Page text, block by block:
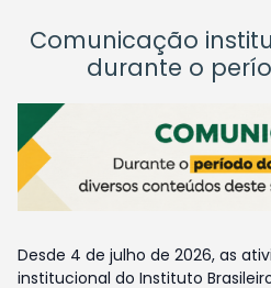
Comunicação
durante o
Desde 4 de julho de 2026, as
institucional do Instituto